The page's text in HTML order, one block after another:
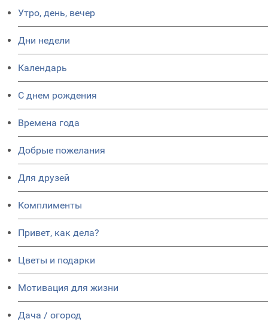
Утро, день, вечер
Дни недели
Календарь
C днем рождения
Времена года
Добрые пожелания
Для друзей
Комплименты
Привет, как дела?
Цветы и подарки
Мотивация для жизни
Дача / огород